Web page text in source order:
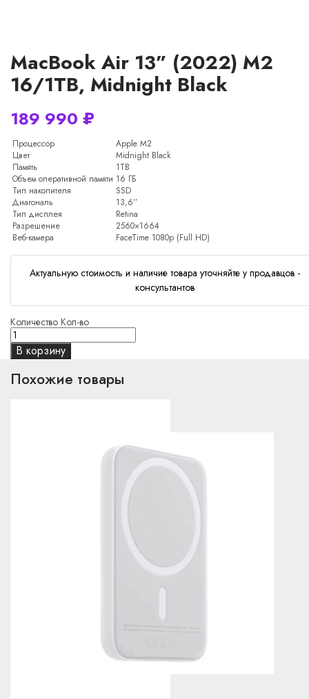
MacBook Air 13” (2022) M2
16/1TB, Midnight Black
189 990 ₽
Процессор
Apple M2
Цвет
Midnight Black
Память
1TB
Объем оперативной памяти 16 ГБ
Тип накопителя
SSD
Диагональ
13,6’’
Тип дисплея
Retina
Разрешение
2560×1664
Веб-камера
FaceTime 1080p (Full HD)
Актуальную стоимость и наличие товара уточняйте у продавцов -
консультантов
Количество Кол-во
В корзину
Похожие товары